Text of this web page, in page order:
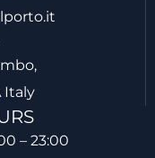
Italy
– 23:00